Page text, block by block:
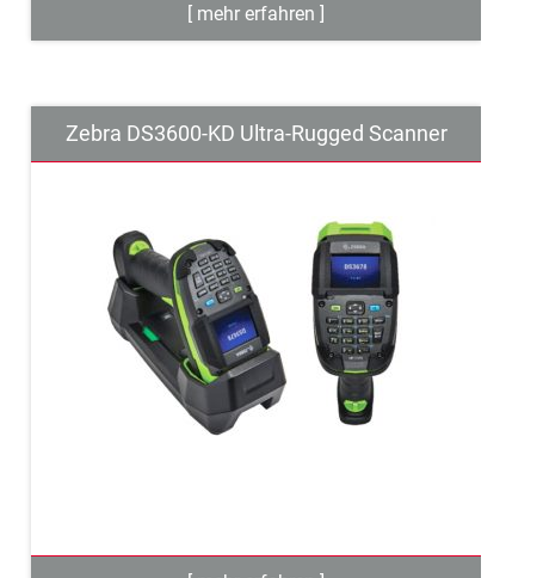
Zebra DS3600-KD Ultra-Rugged Scanner